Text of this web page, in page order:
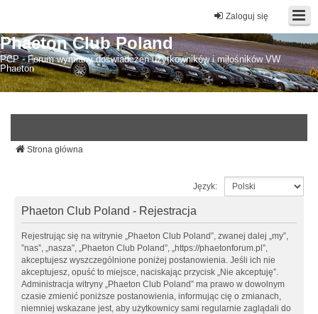
Zaloguj się
Phaeton Club Poland
PCP - Forum wymiany doświadczeń użytkowników i miłośników VW
Phaeton
Strona główna
Język:
Phaeton Club Poland - Rejestracja
Rejestrując się na witrynie „Phaeton Club Poland”, zwanej dalej „my”,
”nas”, „nasza”, „Phaeton Club Poland”, „https://phaetonforum.pl”,
akceptujesz wyszczególnione poniżej postanowienia. Jeśli ich nie
akceptujesz, opuść to miejsce, naciskając przycisk „Nie akceptuję”.
Administracja witryny „Phaeton Club Poland” ma prawo w dowolnym
czasie zmienić poniższe postanowienia, informując cię o zmianach,
niemniej wskazane jest, aby użytkownicy sami regularnie zaglądali do